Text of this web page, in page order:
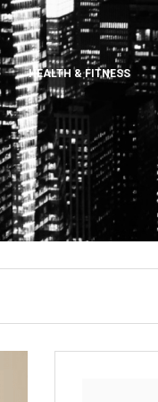
HEALTH & FITNESS